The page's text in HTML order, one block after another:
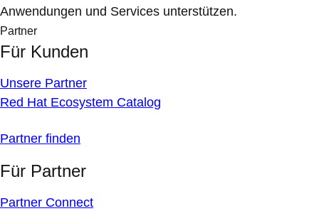
Anwendungen und Services unterstützen.
Partner
Für Kunden
Unsere Partner
Red Hat Ecosystem Catalog
Partner finden
Für Partner
Partner Connect